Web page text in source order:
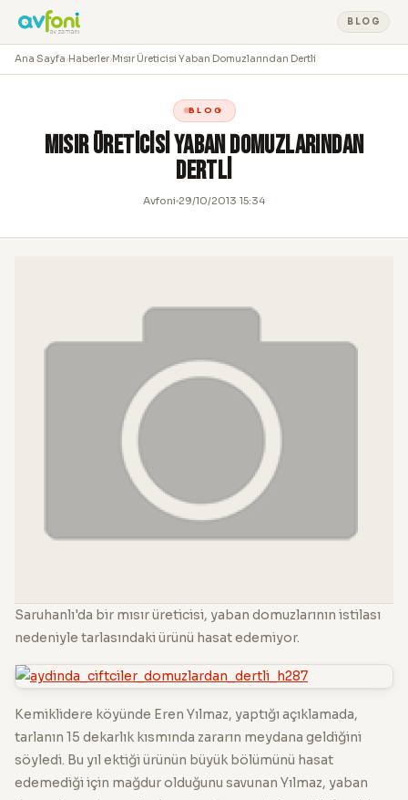
BLOG
Ana Sayfa›Haberler›Mısır Üreticisi Yaban Domuzlarından Dertli
BLOG
Mısır Üreticisi Yaban Domuzlarından
Dertli
Avfoni 29/10/2013 15:34
Saruhanlı'da bir mısır üreticisi, yaban domuzlarının istilası
nedeniyle tarlasındaki ürünü hasat edemiyor.
Kemiklidere köyünde Eren Yılmaz, yaptığı açıklamada,
tarlanın 15 dekarlık kısmında zararın meydana geldiğini
söyledi. Bu yıl ektiği ürünün büyük bölümünü hasat
edemediği için mağdur olduğunu savunan Yılmaz, yaban